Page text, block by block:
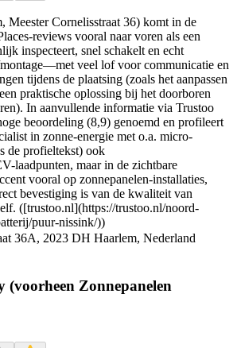
Meester Cornelisstraat 36) komt in de
reviews vooral naar voren als een
inspecteert, snel schakelt en echt
veel lof voor communicatie en
tijdens de plaatsing (zoals het aanpassen
praktische oplossing bij het doorboren
In aanvullende informatie via Trustoo
beoordeling (8,9) genoemd en profileert
in zonne-energie met o.a. micro-
de profieltekst) ook
laadpunten, maar in de zichtbare
vooral op zonnepanelen-installaties,
bevestiging is van de kwaliteit van
([trustoo.nl](https://trustoo.nl/noord-
puur-nissink/))
36A, 2023 DH Haarlem, Nederland
(voorheen Zonnepanelen